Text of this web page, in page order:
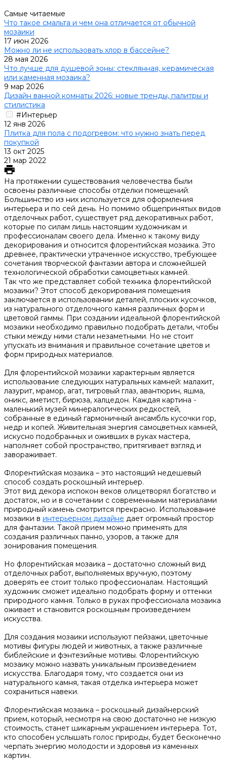
Самые читаемые
Что такое смальта и чем она отличается от обычной
мозаики
17 июн 2026
Можно ли не использовать хлор в бассейне?
28 мая 2026
Что лучше для душевой зоны: стеклянная, керамическая
или каменная мозаика?
9 мар 2026
Дизайн ванной комнаты 2026: новые тренды, палитры и
стилистика
#Интерьер
12 янв 2026
Плитка для пола с подогревом: что нужно знать перед
покупкой
13 окт 2025
21 мар 2022
На протяжении существования человечества были
освоены различные способы отделки помещений.
Большинство из них используется для оформления
интерьера и по сей день. Но помимо общепринятых видов
отделочных работ, существует ряд декоративных работ,
которые по силам лишь настоящим художникам и
профессионалам своего дела. Именно к такому виду
декорирования и относится флорентийская мозаика. Это
древнее, практически утраченное искусство, требующее
сочетания творческой фантазии автора и сложнейшей
технологической обработки самоцветных камней.
Так что же представляет собой техника флорентийской
мозаики? Этот способ декорирования помещения
заключается в использовании деталей, плоских кусочков,
из натурального отделочного камня различных форм и
цветовой гаммы. При создании идеальной флорентийской
мозаики необходимо правильно подобрать детали, чтобы
стыки между ними стали незаметными. Но не стоит
упускать из внимания и правильное сочетание цветов и
форм природных материалов.
Для флорентийской мозаики характерным является
использование следующих натуральных камней: малахит,
лазурит, мрамор, агат, тигровый глаз, авантюрин, яшма,
оникс, аметист, бирюза, халцедон. Каждая картина -
маленький музей минералогических редкостей,
собранные в единый гармоничный ансамбль кусочки гор,
недр и копей. Живительная энергия самоцветных камней,
искусно подобранных и оживших в руках мастера,
наполняет собой пространство, притягивает взгляд и
завораживает.
Флорентийская мозаика – это настоящий недешевый
способ создать роскошный интерьер.
Этот вид декора испокон веков олицетворял богатство и
достаток, но и в сочетании с современными материалами
природный камень смотрится прекрасно. Использование
мозаики в интерьерном дизайне дает огромный простор
для фантазии. Такой прием можно применять для
создания различных панно, узоров, а также для
зонирования помещения.
Но флорентийская мозаика – достаточно сложный вид
отделочных работ, выполняемых вручную, поэтому
доверять ее стоит только профессионалам. Настоящий
художник сможет идеально подобрать форму и оттенки
природного камня. Только в руках профессионала мозаика
оживает и становится роскошным произведением
искусства.
Для создания мозаики используют пейзажи, цветочные
мотивы фигуры людей и животных, а также различные
библейские и фэнтезийные мотивы. Флорентийскую
мозаику можно назвать уникальным произведением
искусства. Благодаря тому, что создается они из
натурального камня, такая отделка интерьера может
сохраниться навеки.
Флорентийская мозаика – роскошный дизайнерский
прием, который, несмотря на свою достаточно не низкую
стоимость, станет шикарным украшением интерьера. Тот,
кто способен услышать голос природы, будет бесконечно
черпать энергию молодости и здоровья из каменных
картин.